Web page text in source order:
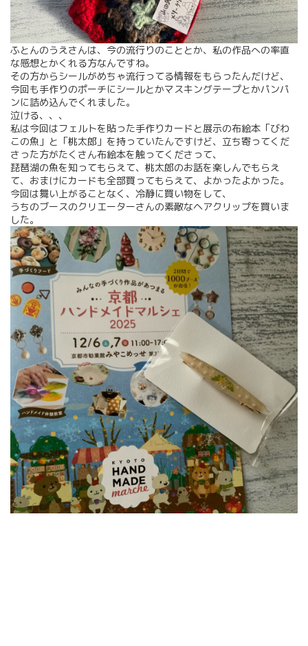
ふとんのうえさんは、今の流行りのこととか、私の作品への率直
な感想とかくれる方なんですね。
その方からシールがめちゃ流行ってる情報をもらったんだけど、
今回も手作りのポーチにシールとかマスキングテープとかパンパ
ンに詰め込んでくれました。
泣ける、、、
私は今回はフェルトを貼った手作りカードと展示の布絵本「びわ
この魚」と「桃太郎」を持っていたんですけど、立ち寄ってくだ
さった方がたくさん布絵本を触ってくださって、
琵琶湖の魚を知ってもらえて、桃太郎のお話を楽しんでもらえ
て、おまけにカードも全部買ってもらえて、よかったよかった。
今回は舞い上がることなく、冷静に買い物をして、
うちのブースのクリエーターさんの素敵なヘアクリップを買いま
した。